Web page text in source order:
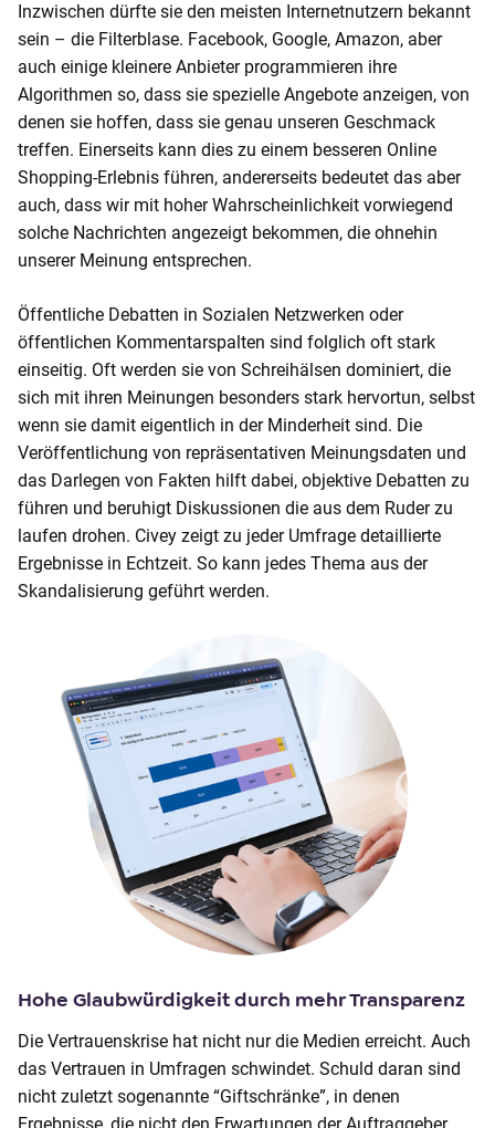
Inzwischen dürfte sie den meisten Internetnutzern bekannt
sein – die Filterblase. Facebook, Google, Amazon, aber
auch einige kleinere Anbieter programmieren ihre
Algorithmen so, dass sie spezielle Angebote anzeigen, von
denen sie hoffen, dass sie genau unseren Geschmack
treffen. Einerseits kann dies zu einem besseren Online
Shopping-Erlebnis führen, andererseits bedeutet das aber
auch, dass wir mit hoher Wahrscheinlichkeit vorwiegend
solche Nachrichten angezeigt bekommen, die ohnehin
unserer Meinung entsprechen.
Öffentliche Debatten in Sozialen Netzwerken oder
öffentlichen Kommentarspalten sind folglich oft stark
einseitig. Oft werden sie von Schreihälsen dominiert, die
sich mit ihren Meinungen besonders stark hervortun, selbst
wenn sie damit eigentlich in der Minderheit sind. Die
Veröffentlichung von repräsentativen Meinungsdaten und
das Darlegen von Fakten hilft dabei, objektive Debatten zu
führen und beruhigt Diskussionen die aus dem Ruder zu
laufen drohen. Civey zeigt zu jeder Umfrage detaillierte
Ergebnisse in Echtzeit. So kann jedes Thema aus der
Skandalisierung geführt werden.
Hohe Glaubwürdigkeit durch mehr Transparenz
Die Vertrauenskrise hat nicht nur die Medien erreicht. Auch
das Vertrauen in Umfragen schwindet. Schuld daran sind
nicht zuletzt sogenannte “Giftschränke”, in denen